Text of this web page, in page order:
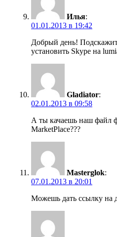
Илья:
01.01.2013 в 19:42
Добрый день!
установить Skype на
Gladiator:
02.01.2013 в 09:58
А ты качаешь наш файл
MarketPlace???
Masterglok:
07.01.2013 в 20:01
Можешь дать ссылку на